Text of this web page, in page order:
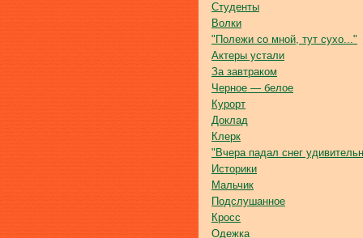
Студенты
Волки
"Полежи со мной, тут сухо..."
Актеры устали
За завтраком
Черное — белое
Курорт
Доклад
Клерк
"Вчера падал снег
Историки
Мальчик
Подслушанное
Кросс
Одежка